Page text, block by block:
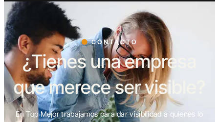
CONTACTO
¿Tienes una empresa
que merece ser visible?
En Top Mejor trabajamos para dar visibilidad a quienes lo